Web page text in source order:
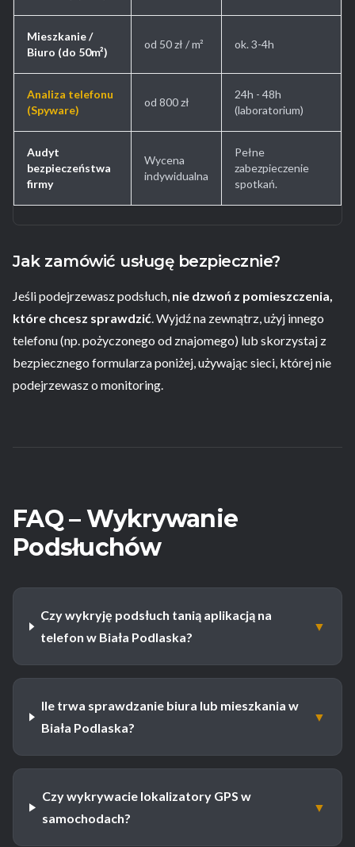
Mieszkanie /
Biuro (do 50m²)
od 50 zł / m² ok. 3-4h
Analiza telefonu
(Spyware)
od 800 zł
24h - 48h
(laboratorium)
Audyt
bezpieczeństwa
firmy
Wycena
indywidualna
Pełne
zabezpieczenie
spotkań.
Jak zamówić usługę bezpiecznie?
Jeśli podejrzewasz podsłuch, nie dzwoń z pomieszczenia,
które chcesz sprawdzić. Wyjdź na zewnątrz, użyj innego
telefonu (np. pożyczonego od znajomego) lub skorzystaj z
bezpiecznego formularza poniżej, używając sieci, której nie
podejrzewasz o monitoring.
FAQ – Wykrywanie
Podsłuchów
Czy wykryję podsłuch tanią aplikacją na
telefon w Biała Podlaska?
▼
Ile trwa sprawdzanie biura lub mieszkania w
Biała Podlaska?
▼
Czy wykrywacie lokalizatory GPS w
samochodach?
▼